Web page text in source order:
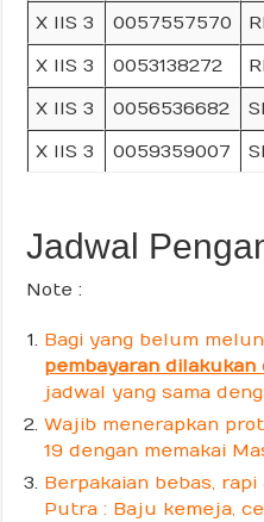
X IIS 3
0057557570
X IIS 3
0053138272
X IIS 3
0056536682
X IIS 3
0059359007
Jadwal
Note :
Bagi yang belum
pembayaran dilakukan
jadwal yang sama
Wajib menerapkan
19 dengan memakai
Berpakaian bebas, rapi
Putra : Baju kemeja,